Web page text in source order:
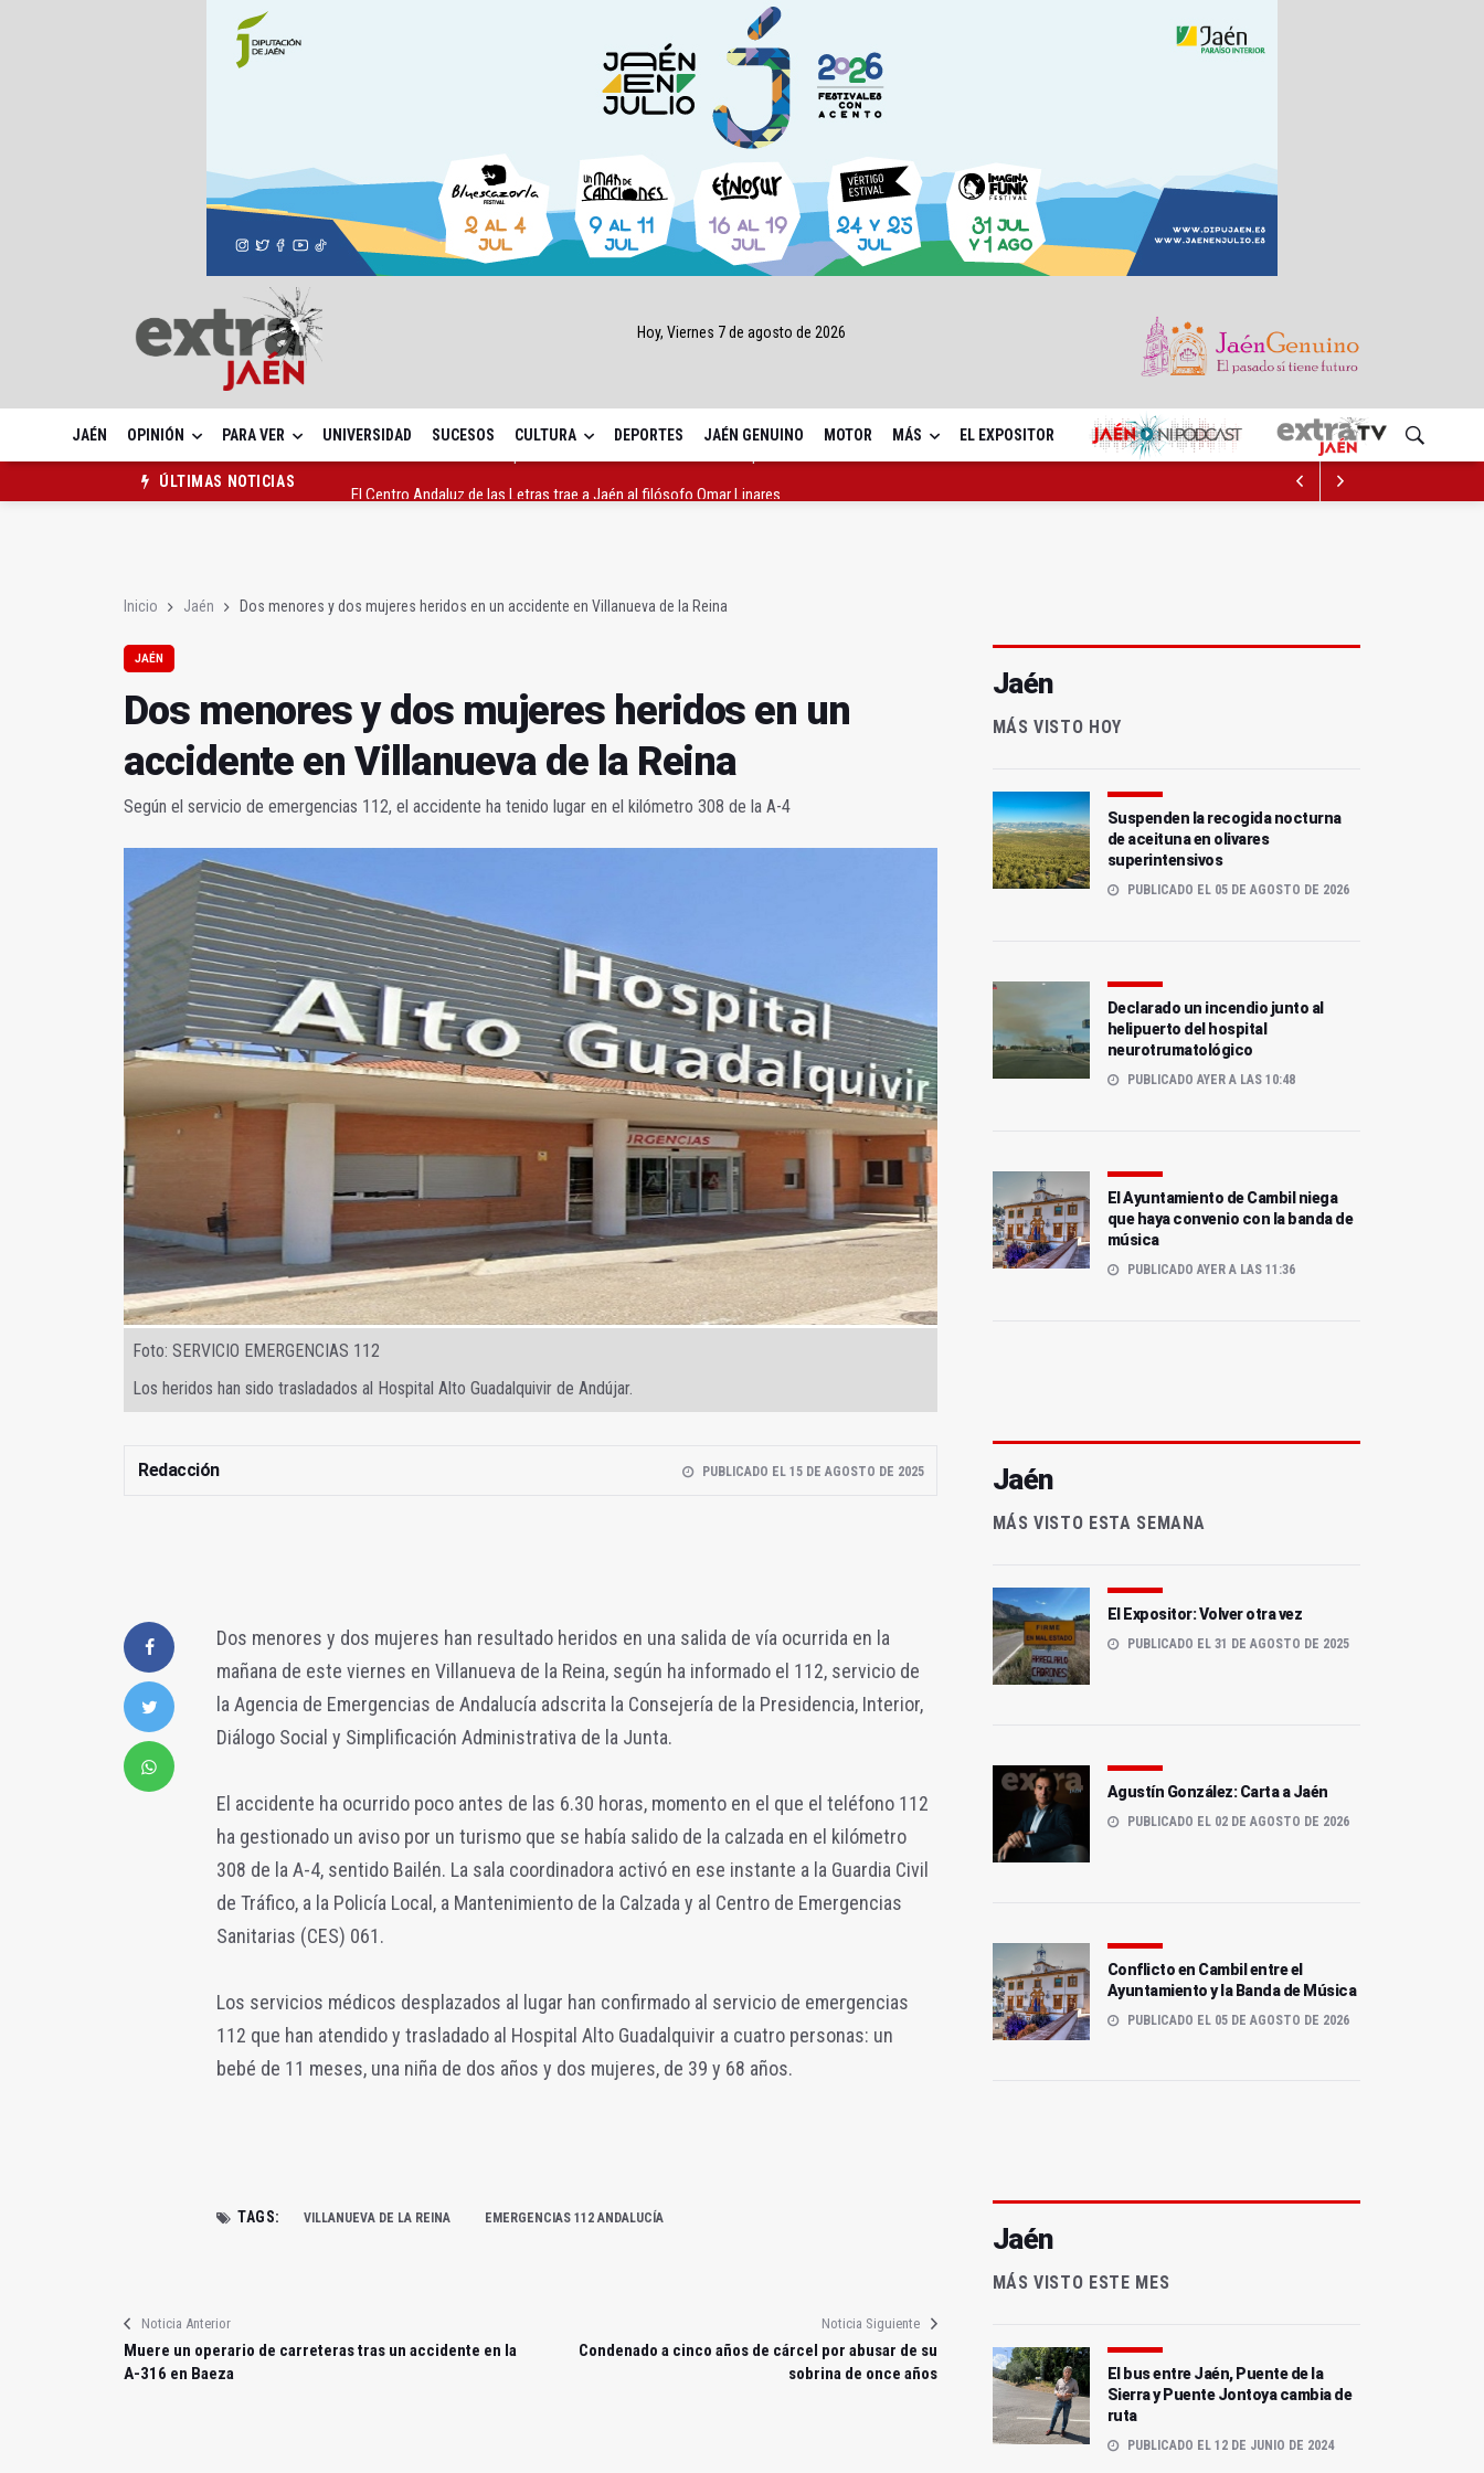
Hoy, Viernes 7 de agosto de 2026
JAÉN OPINIÓN PARA VER UNIVERSIDAD SUCESOS CULTURA DEPORTES JAÉN GENUINO MOTOR MÁS EL EXPOSITOR
ÚLTIMAS NOTICIAS
Inicio Jaén Dos menores y dos mujeres heridos en un accidente en Villanueva de la Reina
JAÉN
Dos menores y dos mujeres heridos en un
accidente en Villanueva de la Reina
Según el servicio de emergencias 112, el accidente ha tenido lugar en el kilómetro 308 de la A-4
Foto: SERVICIO EMERGENCIAS 112
Los heridos han sido trasladados al Hospital Alto Guadalquivir de Andújar.
Redacción PUBLICADO EL 15 DE AGOSTO DE 2025
Dos menores y dos mujeres han resultado heridos en una salida de vía ocurrida en la
mañana de este viernes en Villanueva de la Reina, según ha informado el 112, servicio de
la Agencia de Emergencias de Andalucía adscrita la Consejería de la Presidencia, Interior,
Diálogo Social y Simplificación Administrativa de la Junta.
El accidente ha ocurrido poco antes de las 6.30 horas, momento en el que el teléfono 112
ha gestionado un aviso por un turismo que se había salido de la calzada en el kilómetro
308 de la A-4, sentido Bailén. La sala coordinadora activó en ese instante a la Guardia Civil
de Tráfico, a la Policía Local, a Mantenimiento de la Calzada y al Centro de Emergencias
Sanitarias (CES) 061.
Los servicios médicos desplazados al lugar han confirmado al servicio de emergencias
112 que han atendido y trasladado al Hospital Alto Guadalquivir a cuatro personas: un
bebé de 11 meses, una niña de dos años y dos mujeres, de 39 y 68 años.
TAGS: VILLANUEVA DE LA REINA EMERGENCIAS 112 ANDALUCÍA
Noticia Anterior
Muere un operario de carreteras tras un accidente en la
A-316 en Baeza
Noticia Siguiente
Condenado a cinco años de cárcel por abusar de su
sobrina de once años
Jaén
MÁS VISTO HOY
Suspenden la recogida nocturna
de aceituna en olivares
superintensivos
PUBLICADO EL 05 DE AGOSTO DE 2026
Declarado un incendio junto al
helipuerto del hospital
neurotrumatológico
PUBLICADO AYER A LAS 10:48
El Ayuntamiento de Cambil niega
que haya convenio con la banda de
música
PUBLICADO AYER A LAS 11:36
Jaén
MÁS VISTO ESTA SEMANA
El Expositor: Volver otra vez
PUBLICADO EL 31 DE AGOSTO DE 2025
Agustín González: Carta a Jaén
PUBLICADO EL 02 DE AGOSTO DE 2026
Conflicto en Cambil entre el
Ayuntamiento y la Banda de Música
PUBLICADO EL 05 DE AGOSTO DE 2026
Jaén
MÁS VISTO ESTE MES
El bus entre Jaén, Puente de la
Sierra y Puente Jontoya cambia de
ruta
PUBLICADO EL 12 DE JUNIO DE 2024